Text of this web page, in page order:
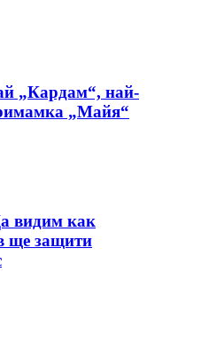
„Кардам“, най-
„Майя“
видим как
ще защити